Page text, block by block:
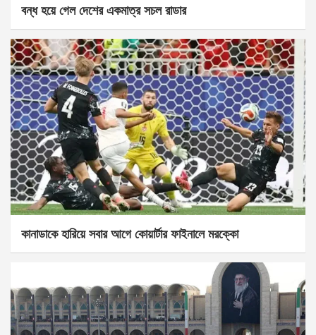
বন্ধ হয়ে গেল দেশের একমাত্র সচল রাডার
কানাডাকে হারিয়ে সবার আগে কোয়ার্টার ফাইনালে মরক্কো